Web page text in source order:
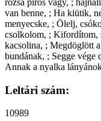
van benne, ; Ha kiütik,
menyecske, ; Ölelj,
csolkolom, ; Kifordítom,
kacsolina, ; Megdöglött
bundának, ; Segge
Annak a nyalka
Leltári szám:
10989